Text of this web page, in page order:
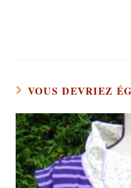
VOUS DEVRIEZ